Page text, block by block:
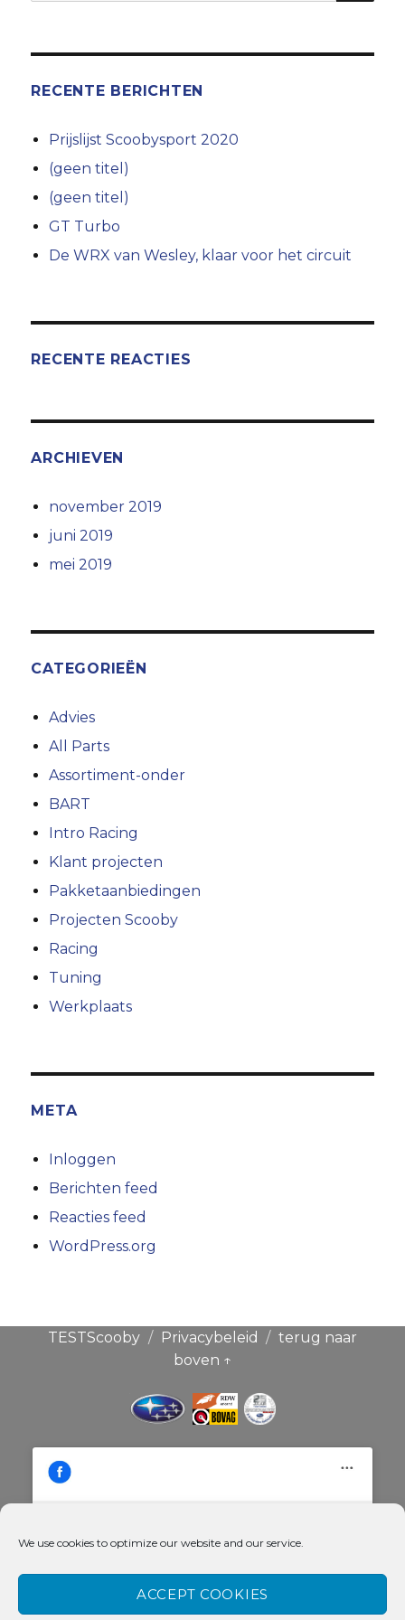
We use cookies to optimize our website and our service.
ACCEPT COOKIES
RECENTE BERICHTEN
Prijslijst Scoobysport 2020
(geen titel)
(geen titel)
GT Turbo
De WRX van Wesley, klaar voor het circuit
RECENTE REACTIES
ARCHIEVEN
november 2019
juni 2019
mei 2019
CATEGORIEËN
Advies
All Parts
Assortiment-onder
BART
Intro Racing
Klant projecten
Pakketaanbiedingen
Projecten Scooby
Racing
Tuning
Werkplaats
META
Inloggen
Berichten feed
Reacties feed
WordPress.org
TESTScooby Privacybeleid
terug naar
boven ↑
Broekauto & Scoobysport®